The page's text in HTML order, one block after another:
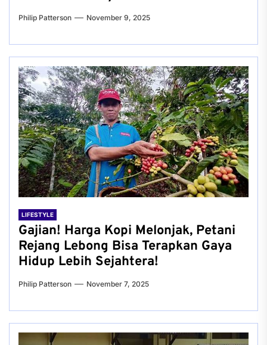
Philip Patterson November 9, 2025
LIFESTYLE
Gajian! Harga Kopi Melonjak, Petani
Rejang Lebong Bisa Terapkan Gaya
Hidup Lebih Sejahtera!
Philip Patterson November 7, 2025